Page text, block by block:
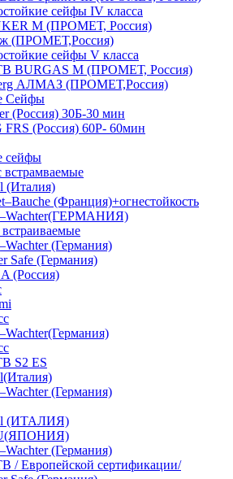
сейфы IV класса
M (ПРОМЕТ, Россия)
(ПРОМЕТ,Россия)
сейфы V класса
BURGAS M (ПРОМЕТ, Россия)
АЛМАЗ (ПРОМЕТ,Россия)
Сейфы
(Россия) 30Б-30 мин
(Россия) 60Р- 60мин
сейфы
встрамваемые
(Италия)
(Франция)+огнестойкость
встраиваемые
(Германия)
Safe (Германия)
(Россия)
S2 ES
(Германия)
(ИТАЛИЯ)
(Германия)
/ Европейской сертификации/